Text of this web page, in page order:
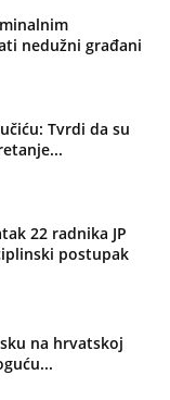
nedužni građani
Tvrdi da su
22 radnika JP
postupak
na hrvatskoj